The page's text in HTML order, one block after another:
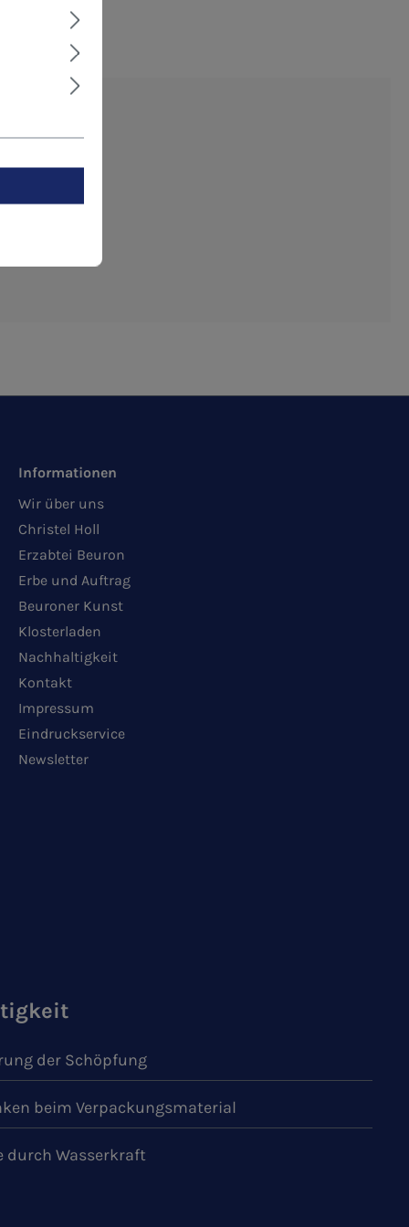
Informationen
Wir über uns
Christel Holl
Erzabtei Beuron
Erbe und Auftrag
Beuroner Kunst
Klosterladen
Nachhaltigkeit
Kontakt
Impressum
Eindruckservice
Newsletter
der Schöpfung
beim Verpackungsmaterial
durch Wasserkraft